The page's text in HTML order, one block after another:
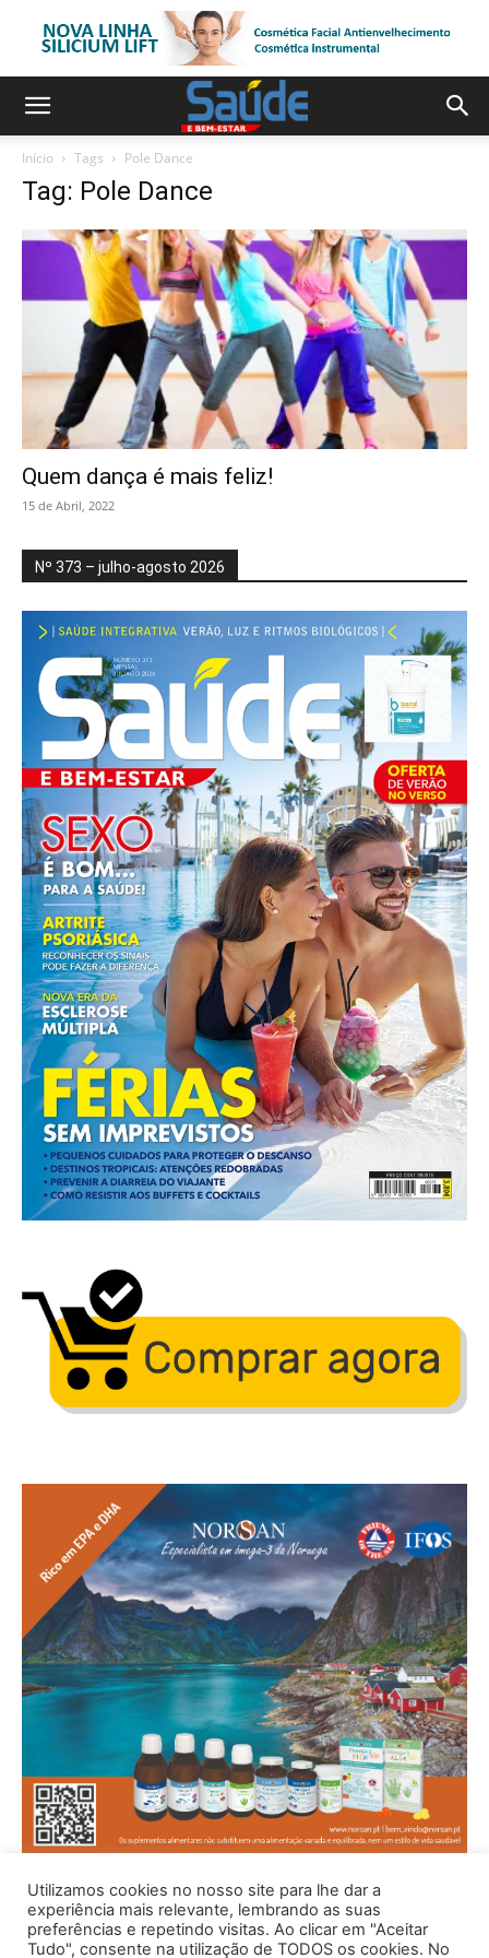
Início Tags Pole Dance
Tag: Pole Dance
Quem dança é mais feliz!
15 de Abril, 2022
Nº 373 – julho-agosto 2026
Utilizamos cookies no nosso site para lhe dar a
experiência mais relevante, lembrando as suas
preferências e repetindo visitas. Ao clicar em "Aceitar
Tudo", consente na utilização de TODOS os cookies. No